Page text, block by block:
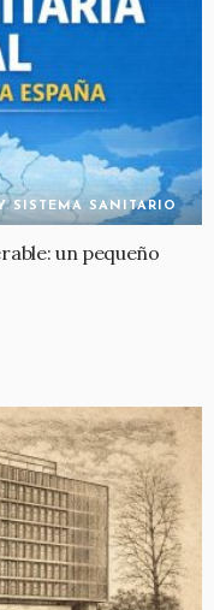
SISTEMA SANITARIO
un pequeño